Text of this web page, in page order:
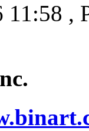
11:58 ,